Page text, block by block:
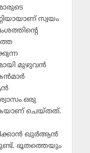
സ്വയം
മുഴുവന്‍
ഒരു
ചെയ്തത്.
ഖുര്‍ആന്‍
ഭൂതത്തെയും